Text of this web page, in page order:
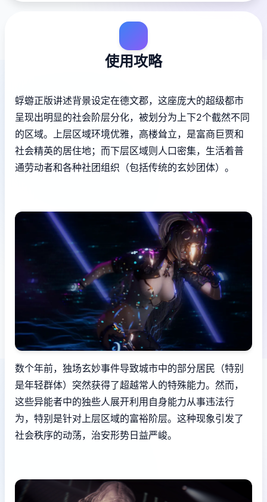
使用攻略
蜉蝣正版讲述背景设定在德文郡，这座庞大的超级都市
呈现出明显的社会阶层分化，被划分为上下2个截然不同
的区域。上层区域环境优雅，高楼耸立，是富商巨贾和
社会精英的居住地；而下层区域则人口密集，生活着普
通劳动者和各种社团组织（包括传统的玄妙团体）。
数个年前，独场玄妙事件导致城市中的部分居民（特别
是年轻群体）突然获得了超越常人的特殊能力。然而，
这些异能者中的独些人展开利用自身能力从事违法行
为，特别是针对上层区域的富裕阶层。这种现象引发了
社会秩序的动荡，治安形势日益严峻。